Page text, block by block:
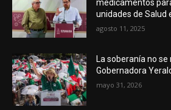
medicamentos
unidades de Salud
agosto 11, 2025
La soberanía no
Gobernadora
mayo 31, 2026